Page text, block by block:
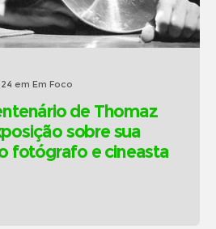
em Em Foco
de Thomaz
sobre sua
fotógrafo e cineasta